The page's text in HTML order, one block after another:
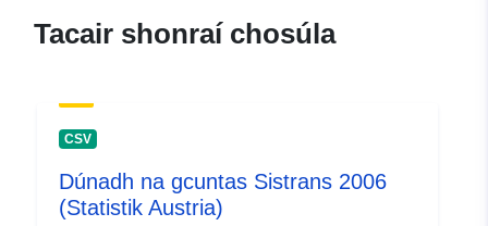
Tacair shonraí chosúla
CSV
Dúnadh na gcuntas Sistrans 2006
(Statistik Austria)